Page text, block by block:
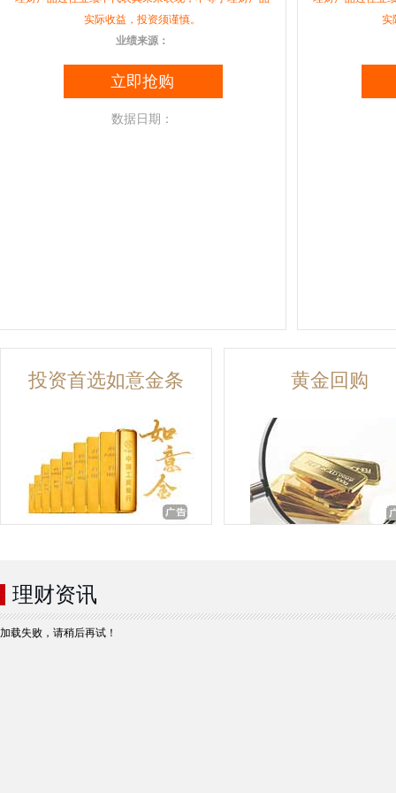
实际收益，投资须谨慎。
业绩来源：
立即抢购
数据日期：
实
投资首选如意金条 黄金回购
理财资讯
加载失败，请稍后再试！